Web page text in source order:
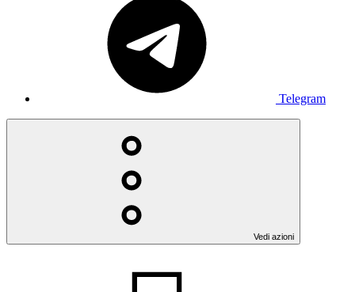
Telegram
Vedi azioni